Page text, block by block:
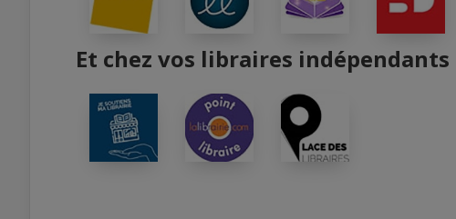
Et chez vos libraires indépendants